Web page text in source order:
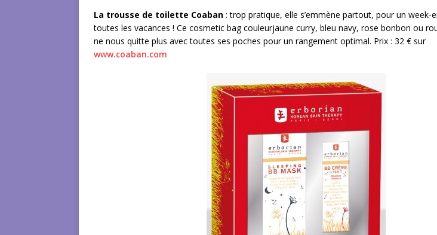
La trousse de toilette Coaban : trop pratique, elle s’emmène partout, pour un week-
toutes les vacances ! Ce cosmetic bag couleurjaune curry, bleu navy, rose bonbon ou
ne nous quitte plus avec toutes ses poches pour un rangement optimal. Prix : 32 € sur
www.coaban.com